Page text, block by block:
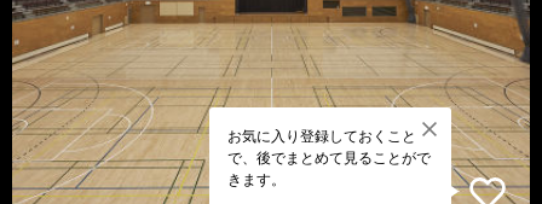
お気に入り登録しておくこと
で、後でまとめて見ることがで
きます。